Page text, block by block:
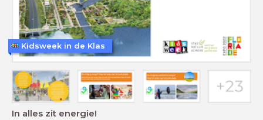
In alles zit energie!
Kidsweek in de Klas